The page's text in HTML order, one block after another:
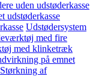
uden udstøderkasse
udstøderkasse
Udstødersystem
med fire
med klinketræk
på emnet
Størkning af